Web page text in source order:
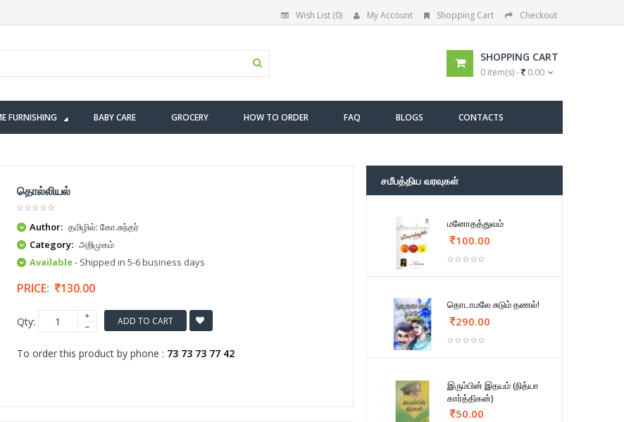
Wish List (0) My Account Shopping Cart Checkout
SHOPPING CART
0 item(s) - 0.00
FURNISHING BABY CARE GROCERY HOW TO ORDER FAQ BLOGS CONTACTS
தொல்லியல்
Author: தமிழில்: கோ.சுந்தர்
Category: அறிமுகம்
Available- Shipped in 5-6 business days
PRICE: 130.00
Qty: ADD TO CART
To order this product by phone : 73 73 73 77 42
சமீபத்திய வரவுகள்
மனோதத்துவம்
100.00
தொடாமலே சுடும் தணல்!
290.00
இரும்பின் இதயம் (நித்யா
கார்த்திகன்)
50.00